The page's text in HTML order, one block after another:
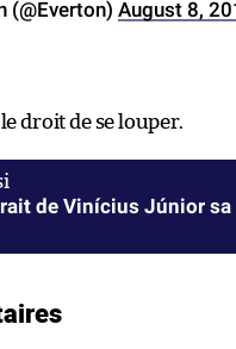
(@Everton) August 8,
le droit de se louper.
de Vinícius Júnior